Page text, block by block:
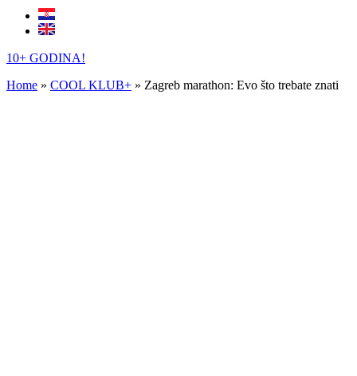
10+ GODINA!
Home » COOL KLUB+ » Zagreb marathon: Evo što trebate znati